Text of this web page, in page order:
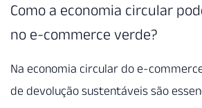
Como a economia circular
no e-commerce verde?
Na economia circular do e-
de devolução sustentáveis são